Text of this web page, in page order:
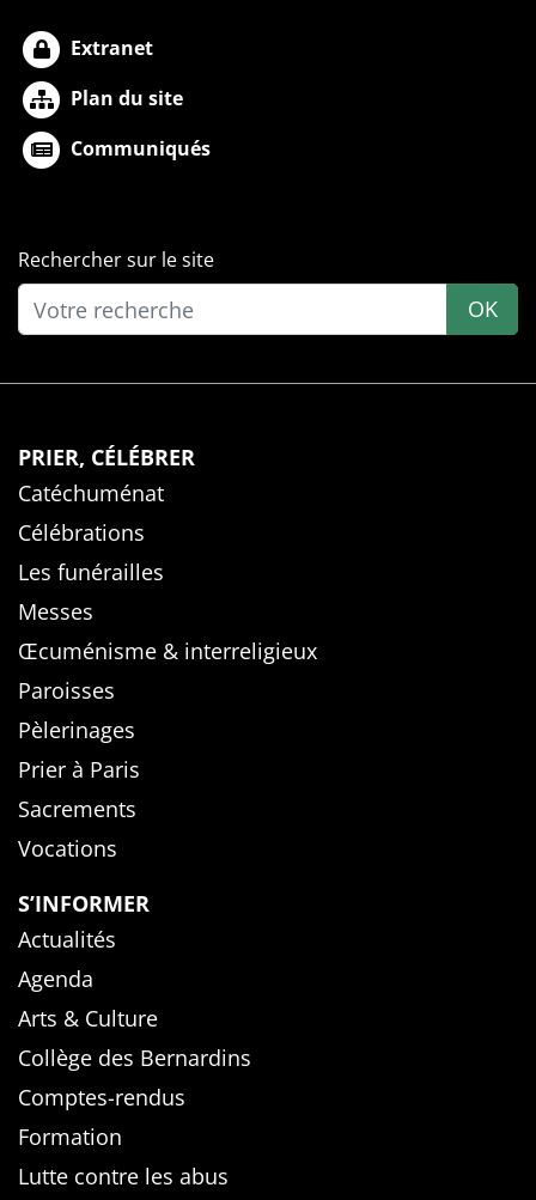
Extranet
Plan du site
Communiqués
Rechercher sur le site
OK
PRIER, CÉLÉBRER
Catéchuménat
Célébrations
Les funérailles
Messes
Œcuménisme & interreligieux
Paroisses
Pèlerinages
Prier à Paris
Sacrements
Vocations
S’INFORMER
Actualités
Agenda
Arts & Culture
Collège des Bernardins
Comptes-rendus
Formation
Lutte contre les abus